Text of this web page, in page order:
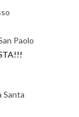
Paolo
!!!
Santa